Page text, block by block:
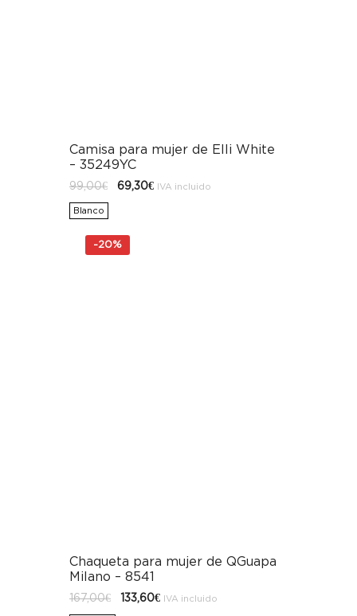
Camisa para mujer de Elli White
– 35249YC
99,00€
El69,30€ElIVA incluido
Blanco
-20%
Chaqueta para mujer de QGuapa
Milano – 8541
167,00€
El133,60€ElIVA incluido